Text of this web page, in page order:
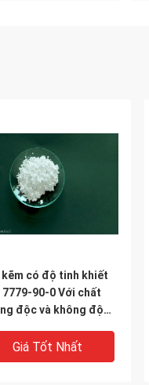
kẽm có độ tinh khiết
7779-90-0 Với chất
độc và không độc
Giá Tốt Nhất